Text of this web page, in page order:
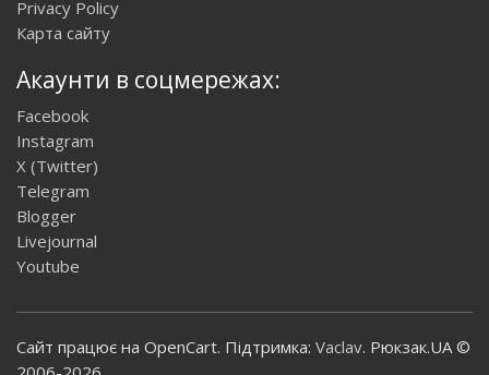
Privacy Policy
Карта сайту
Акаунти в соцмережах:
Facebook
Instagram
X (Twitter)
Telegram
Blogger
Livejournal
Youtube
Сайт працює на OpenCart. Підтримка: Vaclav. Рюкзак.UA ©